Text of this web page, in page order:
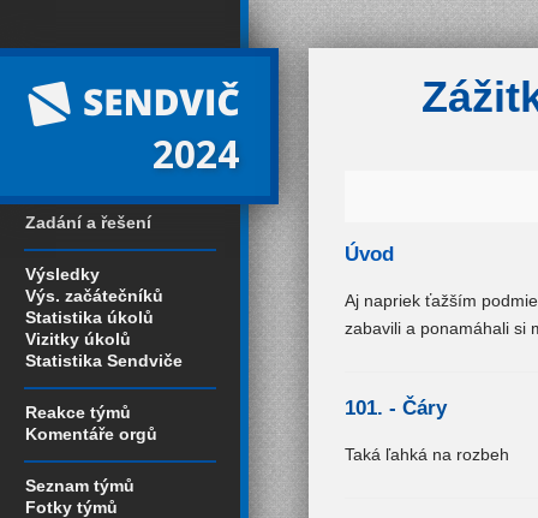
2024
Zadání a řešení
Výsledky
Výs. začátečníků
Statistika úkolů
Vizitky úkolů
Statistika Sendviče
Reakce týmů
Komentáře orgů
Seznam týmů
Fotky týmů
Úvod
Aj napriek ťažším
zabavili a ponamáhali si
101. - Čáry
Taká ľahká na rozbeh